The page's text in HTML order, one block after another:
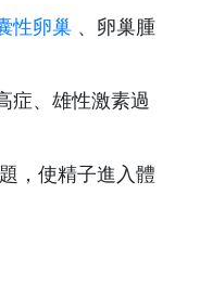
性卵巢 、卵巢腫
症、雄性激素過
，使精子進入體